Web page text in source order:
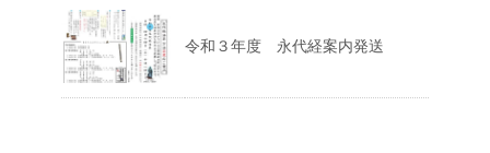
令和３年度 永代経案内発送